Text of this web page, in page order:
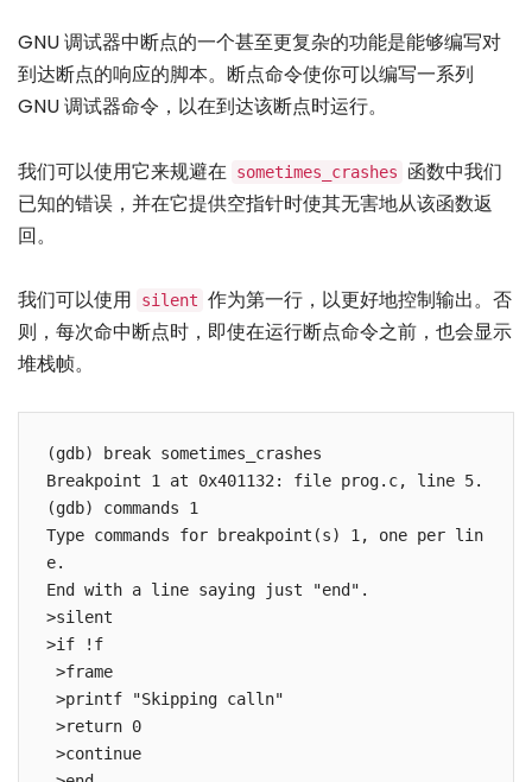
GNU 调试器中断点的一个甚至更复杂的功能是能够编写对
到达断点的响应的脚本。断点命令使你可以编写一系列
GNU 调试器命令，以在到达该断点时运行。
我们可以使用它来规避在 sometimes_crashes
函数中我们
已知的错误，并在它提供空指针时使其无害地从该函数返
回。
我们可以使用 silent 作为第一行，以更好地控制输出。否
则，每次命中断点时，即使在运行断点命令之前，也会显示
堆栈帧。
(gdb) break sometimes_crashes
Breakpoint 1 at 0x401132: file prog.c, line 5.
(gdb) commands 1
Type commands for breakpoint(s) 1, one per lin
e.
End with a line saying just "end".
>silent
>if !f
>frame
>printf "Skipping calln"
>return 0
>continue